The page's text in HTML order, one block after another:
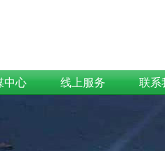
中心 线上服务 联系